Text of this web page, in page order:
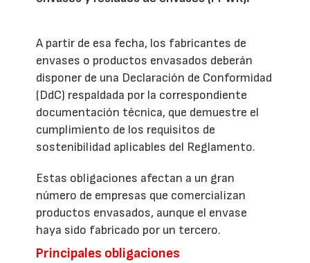
A partir de esa fecha, los fabricantes de
envases o productos envasados deberán
disponer de una Declaración de Conformidad
(DdC) respaldada por la correspondiente
documentación técnica, que demuestre el
cumplimiento de los requisitos de
sostenibilidad aplicables del Reglamento.
Estas obligaciones afectan a un gran
número de empresas que comercializan
productos envasados, aunque el envase
haya sido fabricado por un tercero.
Principales obligaciones